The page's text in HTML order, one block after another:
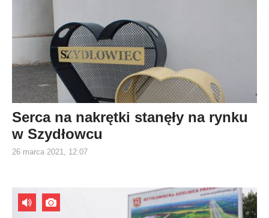
Serca na nakrętki stanęły na rynku
w Szydłowcu
26 marca 2021, 12:07